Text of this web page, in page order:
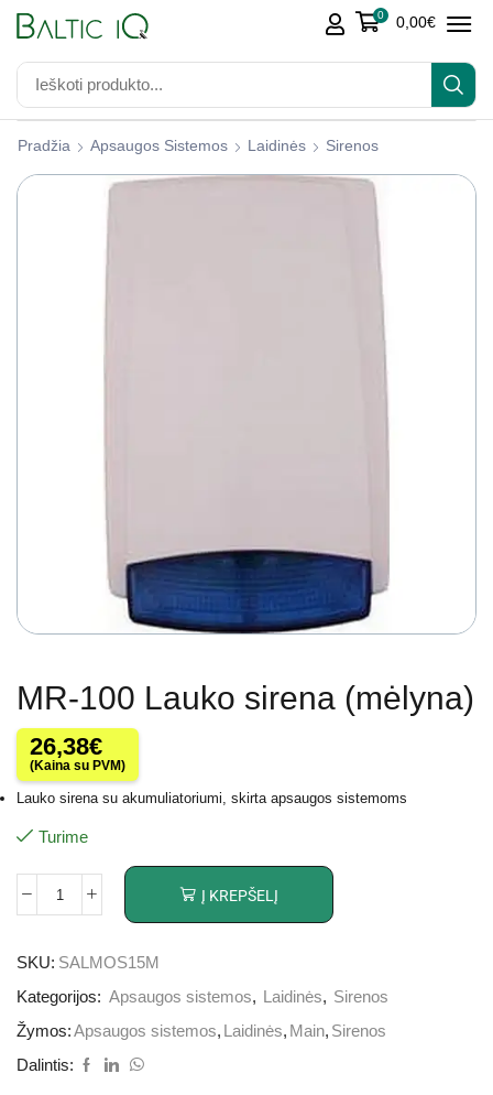
0 0,00€
Pradžia Apsaugos Sistemos Laidinės Sirenos
MR-100 Lauko sirena (mėlyna)
26,38€
(Kaina su PVM)
Lauko sirena su akumuliatoriumi, skirta apsaugos sistemoms
Turime
Į KREPŠELĮ
SKU: SALMOS15M
Kategorijos: Apsaugos sistemos, Laidinės, Sirenos
Žymos:Apsaugos sistemos, Laidinės, Main, Sirenos
Dalintis: